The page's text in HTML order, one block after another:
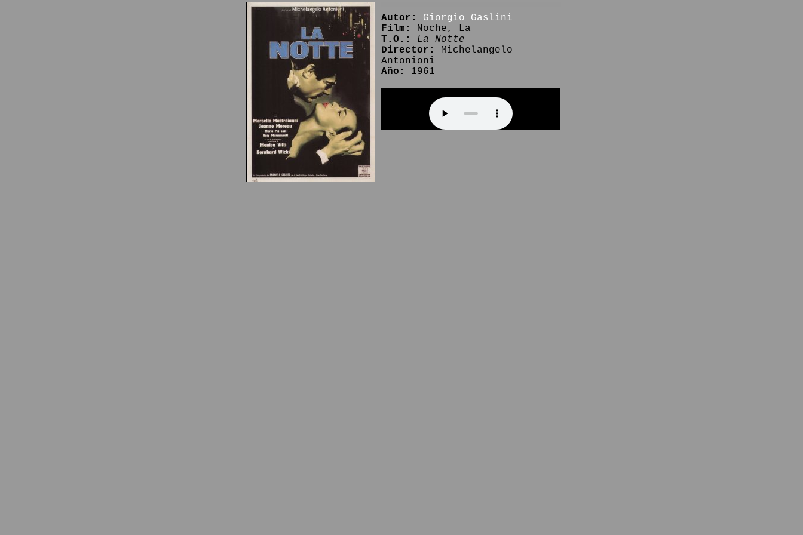
Autor:
Giorgio Gaslini
Film:
Noche, La
T.O.:
La Notte
Director:
Michelangelo
Antonioni
Año:
1961